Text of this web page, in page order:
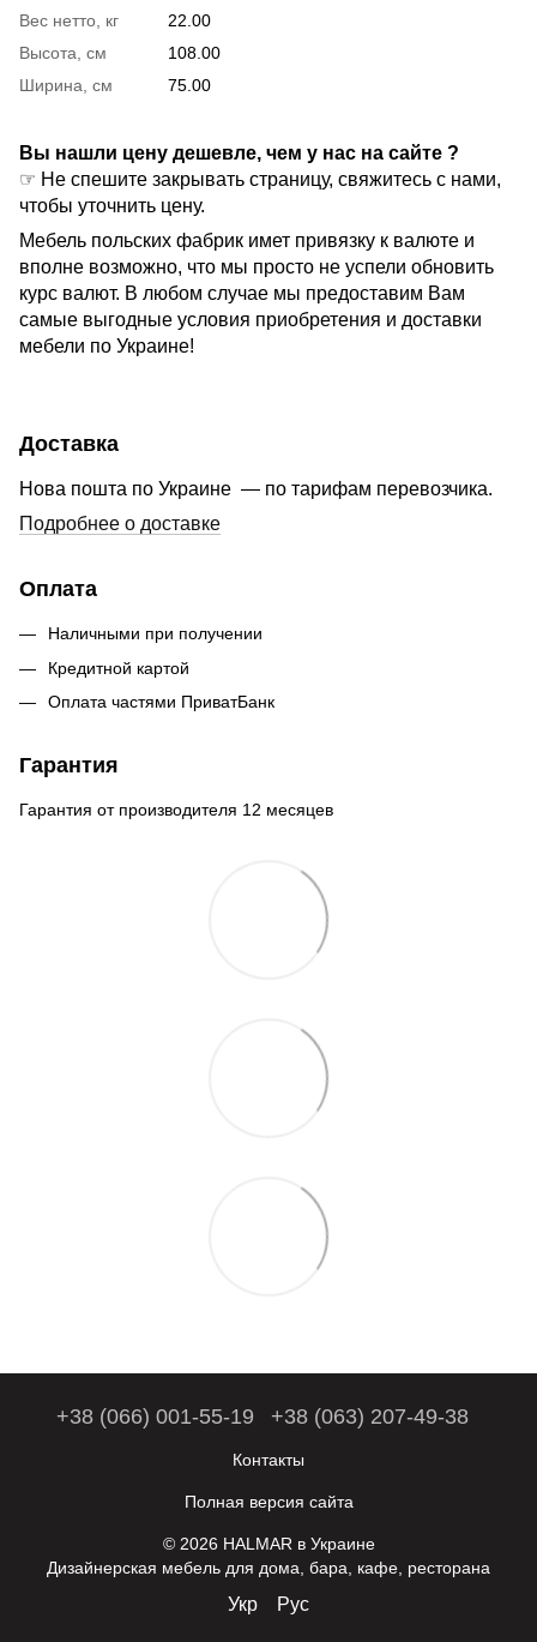
Вес нетто, кг
22.00
Высота, см
108.00
Ширина, см
75.00
Вы нашли цену дешевле, чем у нас на сайте ?
☞ Не спешите закрывать страницу, свяжитесь с нами,
чтобы уточнить цену.
Мебель польских фабрик имет привязку к валюте и
вполне возможно, что мы просто не успели обновить
курс валют. В любом случае мы предоставим Вам
самые выгодные условия приобретения и доставки
мебели по Украине!
Доставка
Нова пошта по Украине — по тарифам перевозчика.
Подробнее о доставке
Оплата
Наличными при получении
Кредитной картой
Оплата частями ПриватБанк
Гарантия
Гарантия от производителя 12 месяцев
+38 (066) 001-55-19 +38 (063) 207-49-38
Контакты
Полная версия сайта
© 2026 HALMAR в Украине
Дизайнерская мебель для дома, бара, кафе, ресторана
Укр Рус